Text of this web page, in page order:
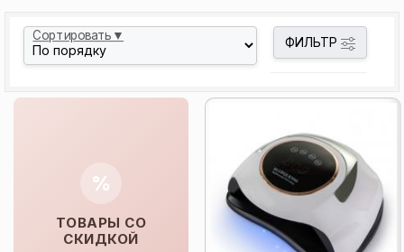
Сортировать▼ ФИЛЬТР
%
ТОВАРЫ СО
СКИДКОЙ